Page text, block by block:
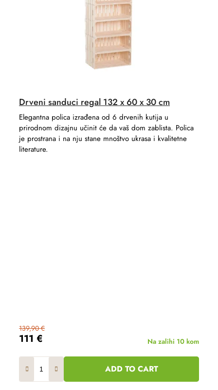
Drveni sanduci regal 132 x 60 x 30 cm
111 €
139,90 €
Na zalihi 10 kom
ADD TO CART
Elegantna polica izrađena od 6 drvenih kutija u
prirodnom dizajnu učinit će da vaš dom zablista. Polica
je prostrana i na nju stane mnoštvo ukrasa i kvalitetne
literature.